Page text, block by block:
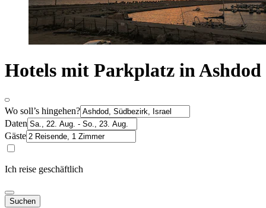
Hotels mit Parkplatz in Ashdod
Wo soll’s hingehen?
Daten
Gäste
Ich reise geschäftlich
Suchen